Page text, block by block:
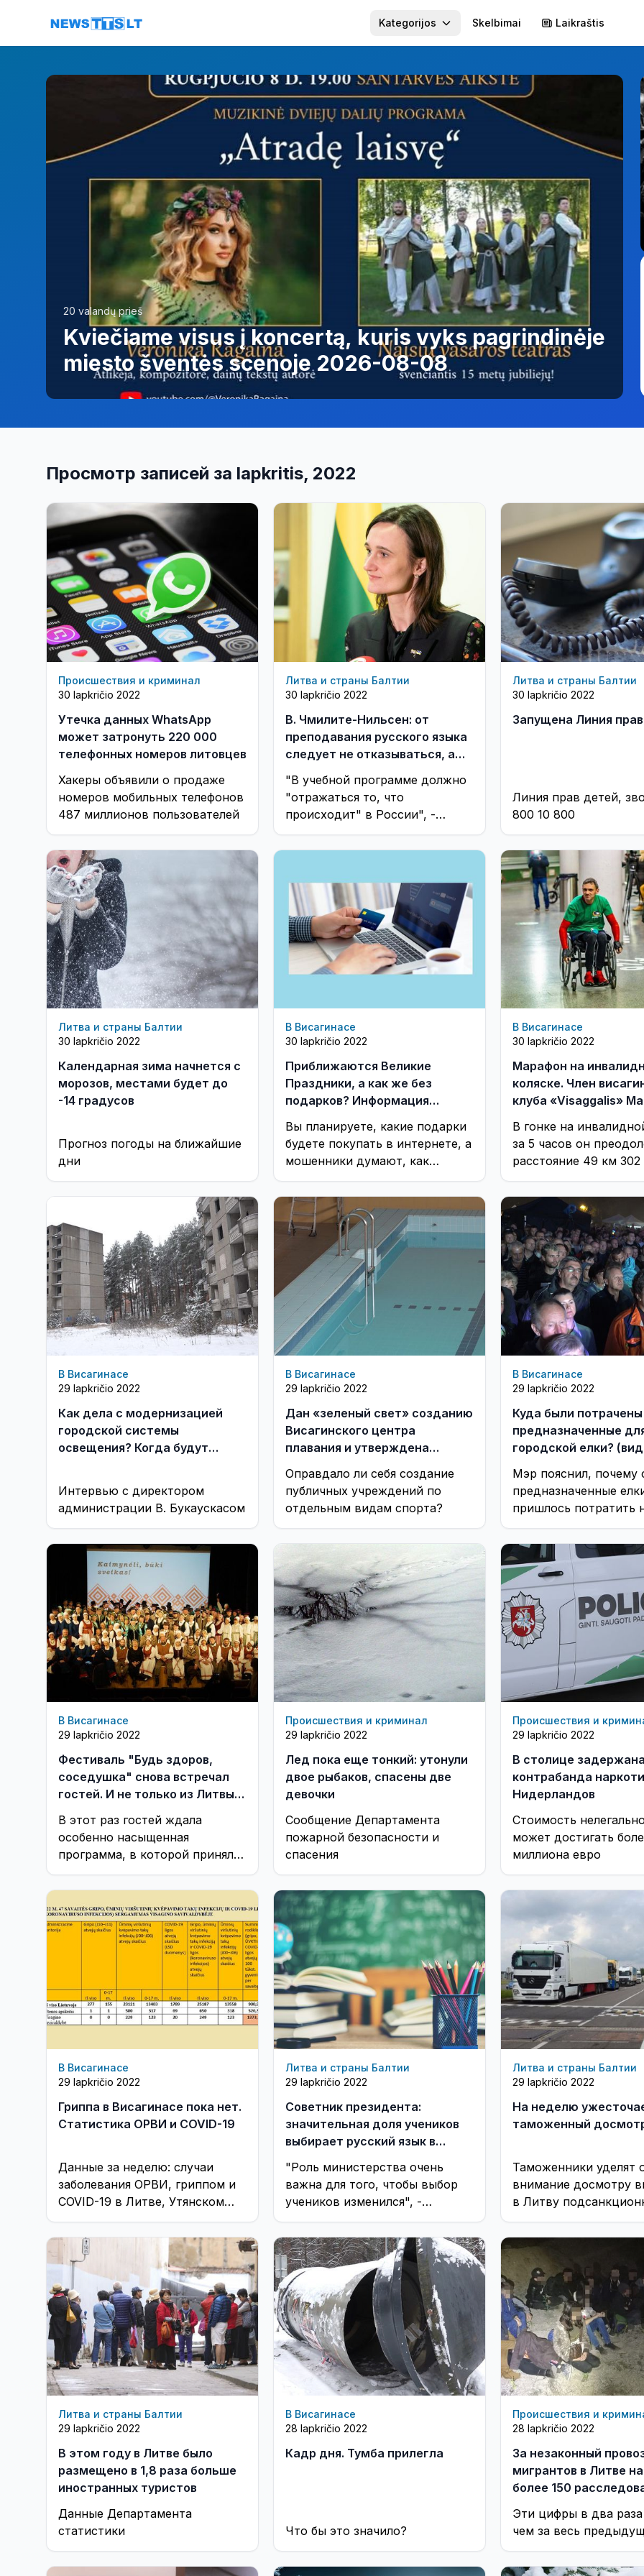
Kategorijos Skelbimai Laikraštis
20 valandų prieš
Kviečiame visus į koncertą, kuris vyks pagrindinėje
miesto šventės scenoje 2026-08-08
Просмотр записей за lapkritis, 2022
Происшествия и криминал
30 lapkričio 2022
Утечка данных WhatsApp
может затронуть 220 000
телефонных номеров литовцев
Хакеры объявили о продаже
номеров мобильных телефонов
487 миллионов пользователей
Литва и страны Балтии
30 lapkričio 2022
В. Чмилите-Нильсен: от
преподавания русского языка
следует не отказываться, а
"В учебной программе должно
"отражаться то, что
происходит" в России", -
председатель Сейма
Литва и страны Балтии
30 lapkričio 2022
Запущена Линия
Линия прав детей,
800 10 800
Литва и страны Балтии
30 lapkričio 2022
Календарная зима начнется с
морозов, местами будет до
-14 градусов
Прогноз погоды на ближайшие
дни
В Висагинасе
30 lapkričio 2022
Приближаются Великие
Праздники, а как же без
подарков? Информация
Вы планируете, какие подарки
будете покупать в интернете, а
мошенники думают, как
обмануть покупателя в этот
благоприятный период
В Висагинасе
30 lapkričio 2022
Марафон на
коляске. Член
клуба «Visaggalis»
Монтикас установил
Литвы (видео)
В гонке на
за 5 часов он
расстояние 49 км 302
Результат его
скорости лишь ...
В Висагинасе
29 lapkričio 2022
Как дела с модернизацией
городской системы
освещения? Когда будут
Интервью с директором
администрации В. Букаускасом
В Висагинасе
29 lapkričio 2022
Дан «зеленый свет» созданию
Висагинского центра
плавания и утверждена
маршрут в промзону (видео)
Оправдало ли себя создание
публичных учреждений по
отдельным видам спорта?
В Висагинасе
29 lapkričio 2022
Куда были
предназначенные
городской елки?
Мэр пояснил, почему
предназначенные
пришлось потратить
цели
В Висагинасе
29 lapkričio 2022
Фестиваль "Будь здоров,
соседушка" снова встречал
гостей. И не только из Литвы...
В этот раз гостей ждала
особенно насыщенная
программа, в которой приняло
участие более 200
исполнителей
Происшествия и криминал
29 lapkričio 2022
Лед пока еще тонкий: утонули
двое рыбаков, спасены две
девочки
Сообщение Департамента
пожарной безопасности и
спасения
Происшествия и
29 lapkričio 2022
В столице
контрабанда
Нидерландов
Стоимость
может достигать
миллиона евро
В Висагинасе
29 lapkričio 2022
Гриппа в Висагинасе пока нет.
Статистика ОРВИ и COVID-19
Данные за неделю: случаи
заболевания ОРВИ, гриппом и
COVID-19 в Литве, Утянском
округе и Висагинасе
Литва и страны Балтии
29 lapkričio 2022
Советник президента:
значительная доля учеников
выбирает русский язык в
иностранного
"Роль министерства очень
важна для того, чтобы выбор
учеников изменился", -
советник президента
Литва и страны Балтии
29 lapkričio 2022
На неделю
таможенный
Таможенники уделят
внимание досмотру
в Литву
товаров
Литва и страны Балтии
29 lapkričio 2022
В этом году в Литве было
размещено в 1,8 раза больше
иностранных туристов
Данные Департамента
статистики
В Висагинасе
28 lapkričio 2022
Кадр дня. Тумба прилегла
Что бы это значило?
Происшествия и
28 lapkričio 2022
За незаконный
мигрантов в Литве
более 150
Эти цифры в два
чем за весь